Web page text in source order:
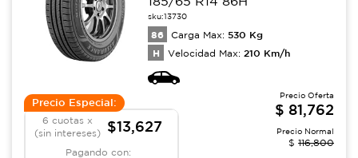
sku:13730
86 Carga Max: 530 Kg
H Velocidad Max: 210 Km/h
Precio Especial:
6 cuotas x
(sin intereses)
$13,627
Pagando con:
Precio Oferta
$ 81,762
Precio Normal
$ 116,800